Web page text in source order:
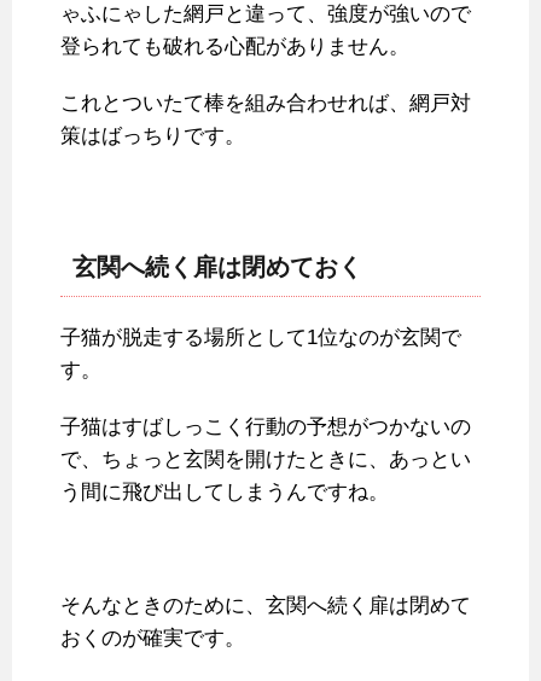
ゃふにゃした網戸と違って、強度が強いので
登られても破れる心配がありません。
これとついたて棒を組み合わせれば、網戸対
策はばっちりです。
玄関へ続く扉は閉めておく
子猫が脱走する場所として1位なのが玄関で
す。
子猫はすばしっこく行動の予想がつかないの
で、ちょっと玄関を開けたときに、あっとい
う間に飛び出してしまうんですね。
そんなときのために、玄関へ続く扉は閉めて
おくのが確実です。